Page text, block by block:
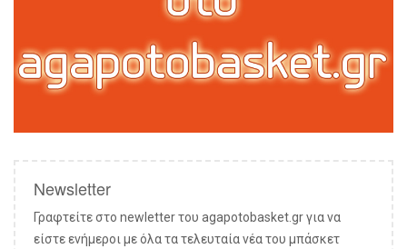
Newsletter
Γραφτείτε στο newletter του agapotobasket.gr για να
είστε ενήμεροι με όλα τα τελευταία νέα του μπάσκετ